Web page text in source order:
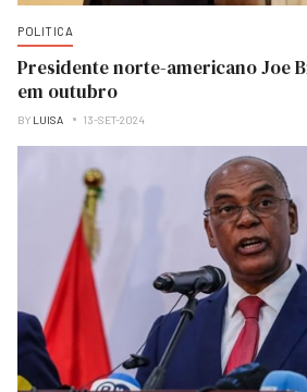
POLITICA
Presidente norte-americano Joe
em outubro
BY LUISA 13-SET-2024